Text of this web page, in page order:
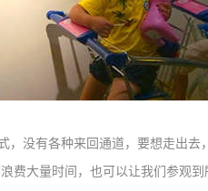
没有各种来回通道，要想走出去
费大量时间，也可以让我们参观